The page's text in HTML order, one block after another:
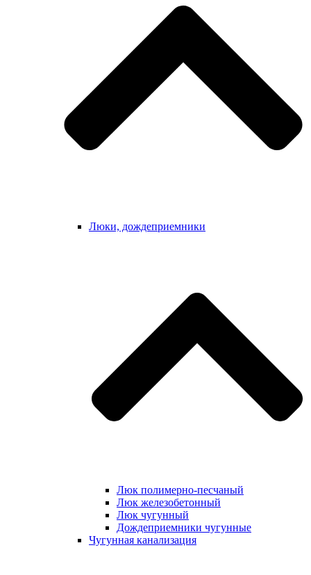
Люки, дождеприемники
Люк полимерно-песчаный
Люк железобетонный
Люк чугунный
Дождеприемники чугунные
Чугунная канализация